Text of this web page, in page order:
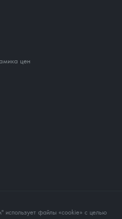
цен
файлы «cookie» с целью